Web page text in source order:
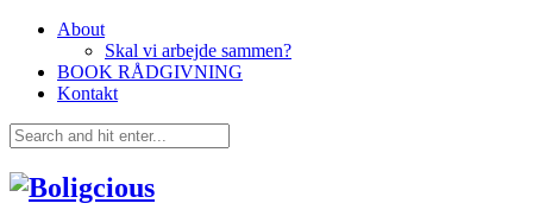
About
Skal vi arbejde sammen?
BOOK RÅDGIVNING
Kontakt